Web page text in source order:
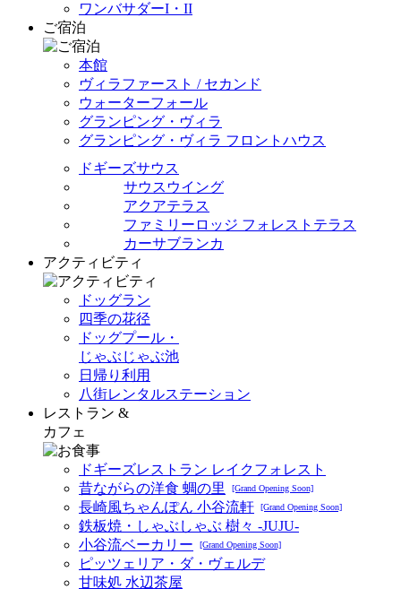
ワンバサダーI・II
ご宿泊
本館
ヴィラファースト / セカンド
ウォーターフォール
グランピング・ヴィラ
グランピング・ヴィラ フロントハウス
ドギーズサウス
サウスウイング
アクアテラス
ファミリーロッジ フォレストテラス
カーサブランカ
アクティビティ
ドッグラン
四季の花径
ドッグプール・
じゃぶじゃぶ池
日帰り利用
八街レンタルステーション
レストラン &
カフェ
ドギーズレストラン レイクフォレスト
昔ながらの洋食 蜩の里
[Grand Opening Soon]
長崎風ちゃんぽん 小谷流軒 [Grand Opening Soon]
鉄板焼・しゃぶしゃぶ 樹々 -JUJU-
小谷流ベーカリー
[Grand Opening Soon]
ピッツェリア・ダ・ヴェルデ
甘味処 水辺茶屋